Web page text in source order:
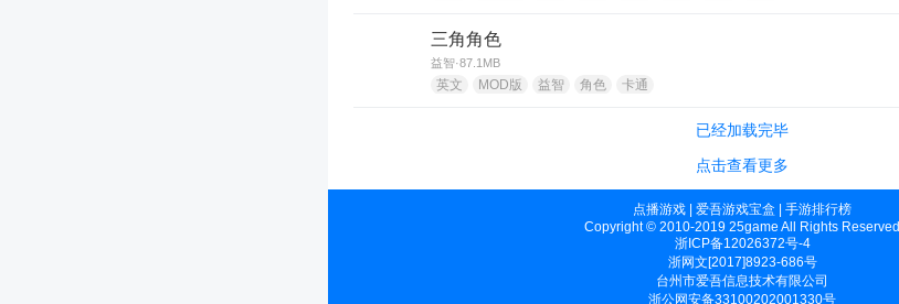
三角角色
益智·87.1MB
英文 MOD版 益智 角色 卡通
已经加载完毕
点击查看更多
点播游戏 爱吾游戏宝盒
手游排行榜
Copyright © 2010-2019 25game All Rights Reserved
浙ICP备12026372号-4
浙网文[2017]8923-686号
台州市爱吾信息技术有限公司
浙公网安备33100202001330号